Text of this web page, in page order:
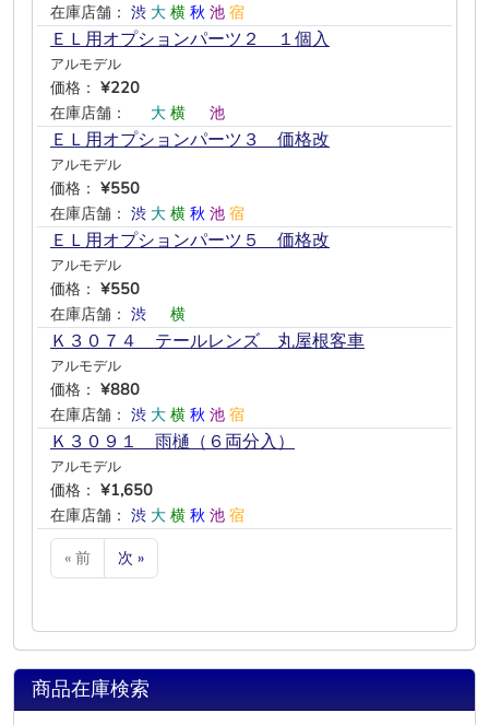
在庫店舗： 渋 大 横 秋 池 宿
ＥＬ用オプションパーツ２ １個入
アルモデル
価格： ¥220
在庫店舗：
大 横 池
ＥＬ用オプションパーツ３ 価格改
アルモデル
価格： ¥550
在庫店舗： 渋 大 横 秋 池 宿
ＥＬ用オプションパーツ５ 価格改
アルモデル
価格： ¥550
在庫店舗： 渋 横
Ｋ３０７４ テールレンズ 丸屋根客車
アルモデル
価格： ¥880
在庫店舗： 渋 大 横 秋 池 宿
Ｋ３０９１ 雨樋（６両分入）
アルモデル
価格： ¥1,650
在庫店舗： 渋 大 横 秋 池 宿
« 前
次 »
商品在庫検索